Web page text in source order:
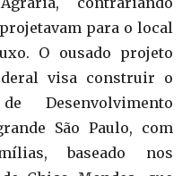
para o local
O ousado projeto
visa construir o
Desenvolvimento
São Paulo, com
baseado nos